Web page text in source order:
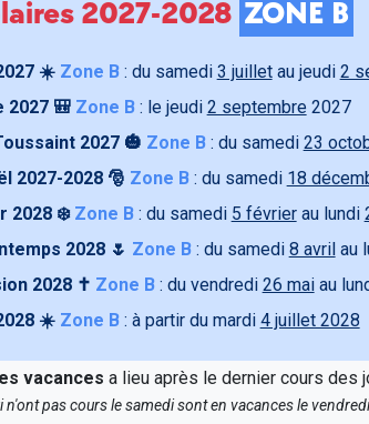
2027-2028 ZONE B
☀️ Zone B: du samedi 3 juilletau jeudi 2
2027 🎒 Zone B: le jeudi 2 septembre 2027
2027 🎃 Zone B: du samedi 23
2027-2028 🎅 Zone B: du samedi 18
2028 ❄️ Zone B: du samedi 5 févrierau lundi
2028 🌷 Zone B: du samedi 8 avril au
2028 ✝️ Zone B: du vendredi 26 maiau
☀️ Zone B: à partir du mardi 4 juillet 2028
vacances a lieu après le dernier cours des
n'ont pas cours le samedi sont en vacances le